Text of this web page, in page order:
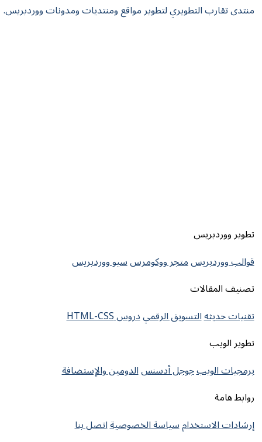
منتدى تقارب التطويري لتطوير مواقع ومنتديات ومدونات ووردبريس.
تطوير ووردبريس
قوالب ووردبريسمتجر ووكومرسسيو ووردبريس
تصنيف المقالات
تقنيات حديثهالتسويق الرقميدروس HTML-CSS
تطوير الويب
برمجيات الويبجوجل أدسنسالدومين والإستضافة
روابط هامة
إرشادات الاستخدامسياسة الخصوصيةاتصل بنا